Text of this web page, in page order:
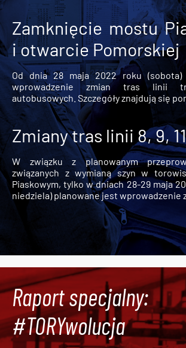
Zamknięcie mostu
i otwarcie Pomorskiej
Od dnia 28 maja 2022 roku (sobota)
wprowadzenie zmian tras linii
autobusowych. Szczegóły znajdują się
Zmiany tras linii 8, 9,
W związku z planowanym
związanych z wymianą szyn w
Piaskowym, tylko w dniach 28-29 maja
niedziela) planowane jest wprowadzenie
Raport specjalny:
#TORYwolucja